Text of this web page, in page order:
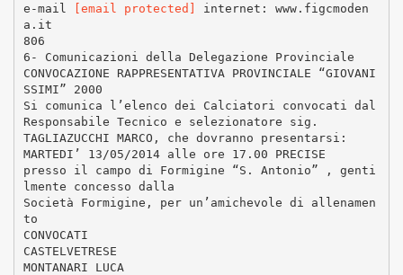
e-mail
[email protected]
internet: www.figcmoden
a.it
806
6- Comunicazioni della Delegazione Provinciale
CONVOCAZIONE RAPPRESENTATIVA PROVINCIALE “GIOVANI
SSIMI” 2000
Si comunica l’elenco dei Calciatori convocati dal
Responsabile Tecnico e selezionatore sig.
TAGLIAZUCCHI MARCO, che dovranno presentarsi:
MARTEDI’ 13/05/2014 alle ore 17.00 PRECISE
presso il campo di Formigine “S. Antonio” , genti
lmente concesso dalla
Società Formigine, per un’amichevole di allenamen
to
CONVOCATI
CASTELVETRESE
MONTANARI LUCA